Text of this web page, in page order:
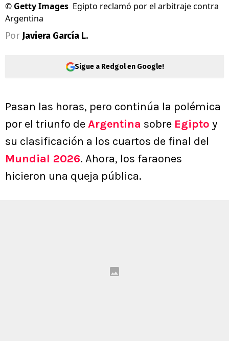
© Getty Images Egipto reclamó por el arbitraje contra
Argentina
Por Javiera García L.
Sigue a Redgol en Google!
Pasan las horas, pero continúa la polémica
por el triunfo deArgentina sobre Egipto y
su clasificación a los cuartos de final del
Mundial 2026. Ahora, los faraones
hicieron una queja pública.